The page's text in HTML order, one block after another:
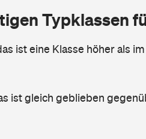
Typklassen
ist eine Klasse höher als
ist gleich geblieben